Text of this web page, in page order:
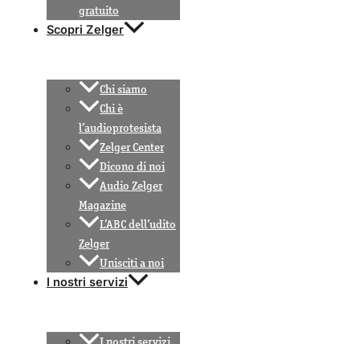
gratuito
Scopri Zelger
Chi siamo
Chi è
l’audioprotesista
Zelger Center
Dicono di noi
Audio Zelger
Magazine
L’ABC dell’udito
Zelger
Unisciti a noi
I nostri servizi